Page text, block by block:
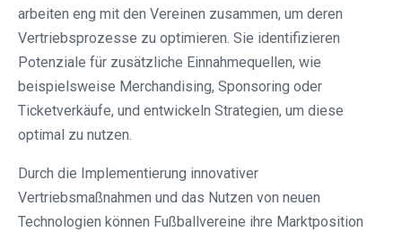
arbeiten eng mit den Vereinen zusammen, um deren
Vertriebsprozesse zu optimieren. Sie identifizieren
Potenziale für zusätzliche Einnahmequellen, wie
beispielsweise Merchandising, Sponsoring oder
Ticketverkäufe, und entwickeln Strategien, um diese
optimal zu nutzen.
Durch die Implementierung innovativer
Vertriebsmaßnahmen und das Nutzen von neuen
Technologien können Fußballvereine ihre Marktposition